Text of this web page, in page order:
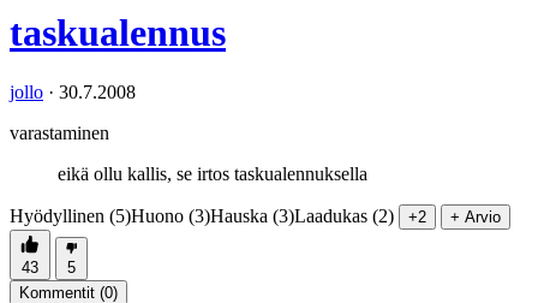
taskualennus
jollo · 30.7.2008
varastaminen
eikä ollu kallis, se irtos taskualennuksella
Hyödyllinen (5)Huono (3)Hauska (3)Laadukas (2) +2 + Arvio
43
5
Kommentit (0)